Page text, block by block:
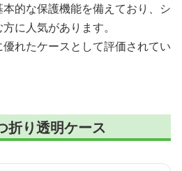
的な保護機能を備えており、シ
に人気があります。
れたケースとして評価されてい
折り透明ケース